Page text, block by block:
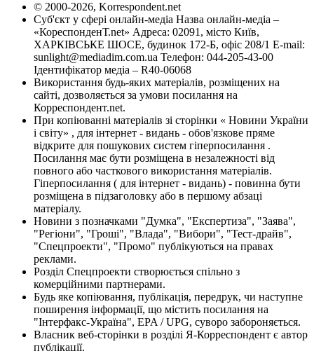
© 2000-2026, Korrespondent.net
Суб'єкт у сфері онлайн-медіа Назва онлайн-медіа –
«КореспонденТ.net» Адреса: 02091, місто Київ,
ХАРКІВСЬКЕ ШОСЕ, будинок 172-Б, офіс 208/1 E-mail:
sunlight@mediadim.com.ua Телефон: 044-205-43-00
Ідентифікатор медіа – R40-06068
Використання будь-яких матеріалів, розміщених на
сайті, дозволяється за умови посилання на
Корреспондент.net.
При копіюванні матеріалів зі сторінки « Новини України
і світу» , для інтернет - видань - обов'язкове пряме
відкрите для пошукових систем гіперпосилання .
Посилання має бути розміщена в незалежності від
повного або часткового використання матеріалів.
Гіперпосилання ( для інтернет - видань) - повинна бути
розміщена в підзаголовку або в першому абзаці
матеріалу.
Новини з позначками "Думка", "Експертиза", "Заява",
"Регіони", "Гроші", "Влада", "Вибори", "Тест-драйв",
"Спецпроекти", "Промо" публікуються на правах
реклами.
Розділ Спецпроекти створюється спільно з
комерційними партнерами.
Будь яке копіювання, публікація, передрук, чи наступне
поширення інформації, що містить посилання на
"Інтерфакс-Україна", EPA / UPG, суворо забороняється.
Власник веб-сторінки в розділі Я-Корреспондент є автор
публікації.